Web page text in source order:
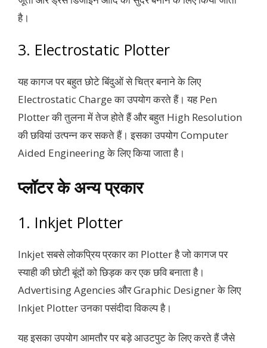
है।
3. Electrostatic Plotter
यह कागज पर बहुत छोटे बिंदुओं से चित्र बनाने के लिए
Electrostatic Charge का उपयोग करते हैं। यह Pen
Plotter की तुलना में तेज होते हैं और बहुत High Resolution
की छवियां उत्पन्न कर सकते हैं। इसका उपयोग Computer
Aided Engineering के लिए किया जाता है।
प्लॉटर के अन्य प्रकार
1. Inkjet Plotter
Inkjet सबसे लोकप्रिय प्रकार का Plotter है जो कागज पर
स्याही की छोटी बूंदों को छिड़क कर एक छवि बनाता है।
Advertising Agencies और Graphic Designer के लिए
Inkjet Plotter उनका पसंदीदा विकल्प है।
यह इसका उपयोग आमतौर पर बड़े आउटपुट के लिए करते हैं जैसे